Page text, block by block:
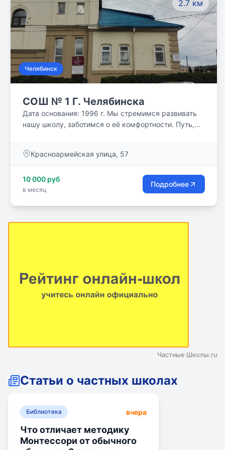
2.7 км
Челябинск
СОШ № 1 Г. Челябинска
Дата основания: 1996 г. Мы стремимся развивать
нашу школу, заботимся о её комфортности. Путь,
сможем справиться с поставленными задачами и
каждого участника образовательного процесса.
Красноармейская улица, 57
10 000 руб
в месяц
Подробнее
Частные Школы.ru
Статьи о частных школах
Библиотека вчера
Что отличает методику
Монтессори от обычного